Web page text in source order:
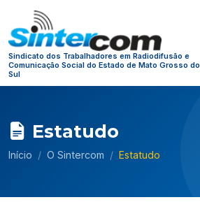
Sindicato dos Trabalhadores em Radiodifusão e
Comunicação Social do Estado de Mato Grosso do
Sul
Estatudo
Início O Sintercom Estatudo